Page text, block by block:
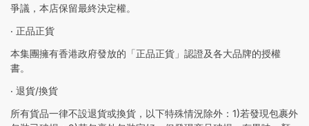
爭議，本店保留最終決定權。
‧ 正品正貨
本集團擁有香港政府發放的「正品正貨」認證及各大品牌的授權
書。
‧ 退貨/換貨
所有貨品一律不設退貨或換貨，以下特殊情況除外：1)若發現包裹外